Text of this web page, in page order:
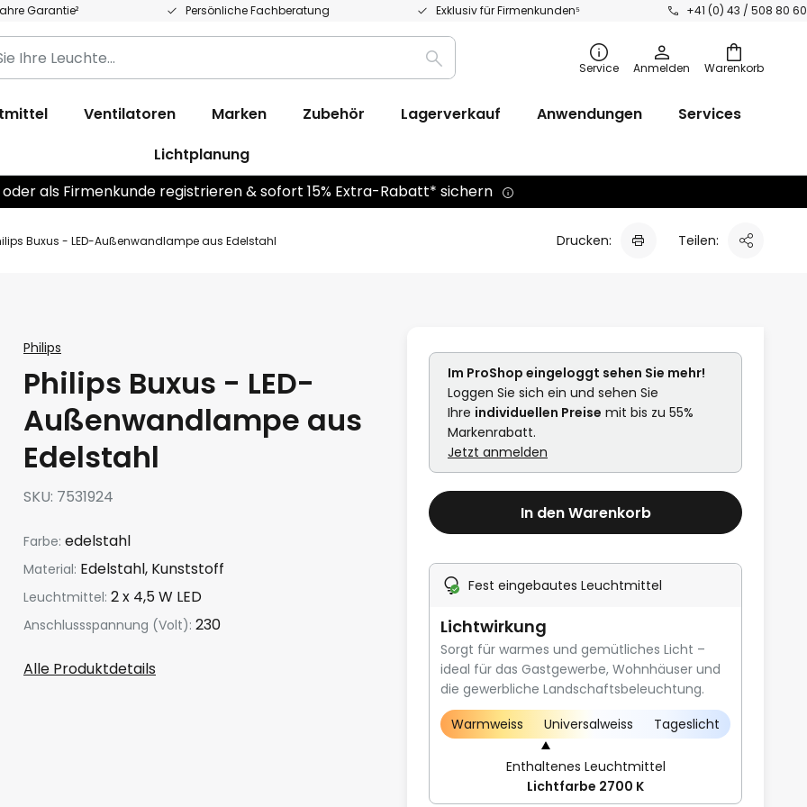
Garantie² Persönliche Fachberatung Exklusiv für Firmenkunden⁵ +41 (0) 43 / 508 80 60
Warenkorb
Suche Service Anmelden
Ventilatoren Marken Zubehör Lagerverkauf Anwendungen
Services
Lichtplanung
als Firmenkunde registrieren & sofort 15% Extra-Rabatt* sichern
Buxus - LED-Außenwandlampe aus Edelstahl Drucken: Teilen:
Philips
Philips Buxus - LED-
Außenwandlampe aus
Edelstahl
SKU 7531924
Farbe: edelstahl
Material: Edelstahl, Kunststoff
Leuchtmittel: 2 x 4,5 W LED
Anschlussspannung (Volt): 230
Alle Produktdetails
Im ProShop eingeloggt sehen Sie mehr!
Loggen Sie sich ein und sehen Sie
Ihre individuellen Preise mit bis zu 55%
Markenrabatt.
Jetzt anmelden
In den Warenkorb
Fest eingebautes Leuchtmittel
Lichtwirkung
Sorgt für warmes und gemütliches Licht –
ideal für das Gastgewerbe, Wohnhäuser und
die gewerbliche Landschaftsbeleuchtung.
Warmweiss
Universalweiss Tageslicht
Enthaltenes Leuchtmittel
Lichtfarbe 2700 K